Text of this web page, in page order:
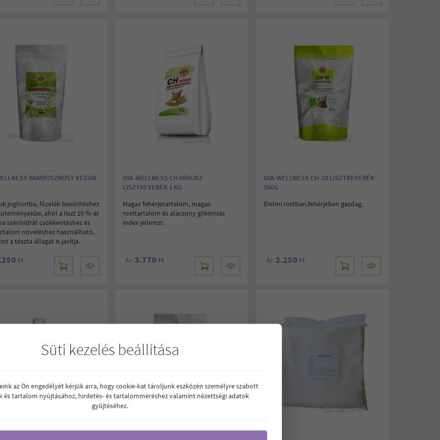
BAMBUSZROST VEGÁN
joghurtba, főzelék besűrítéshez
ahol a liszt 10 %-át
szénhidrát csökkentéshez és
növeléshez használható,
a tészta állagát is javítja.
Ft
DIA-WELLNESS CH MÍNUSZ
LISZTKEVERÉK 1 KG
Magas fehérjetartalom, magas
rosttartalom és alacsony glikémiás
index jellemzi.
Ár: 3.770 Ft
DIA-WELLNESS CH-10 LISZTKEVERÉK
500G
Élelmi rostban,fehérjében gazdag.
Ár: 2.250 Ft
Süti kezelés beállítása
az Ön engedélyét kérjük arra, hogy cookie-kat tároljunk eszközén személyre szabott
és tartalom nyújtásához, hirdetés- és tartalomméréshez valamint nézettségi adatok
gyűjtéséhez.